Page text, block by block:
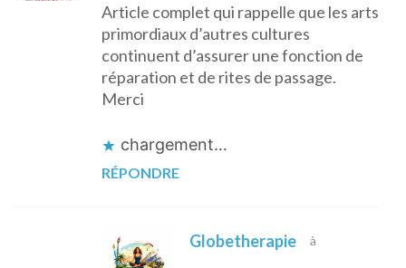
Article complet qui rappelle que les arts
primordiaux d’autres cultures
continuent d’assurer une fonction de
réparation et de rites de passage.
Merci
chargement…
RÉPONDRE
Globetherapie à